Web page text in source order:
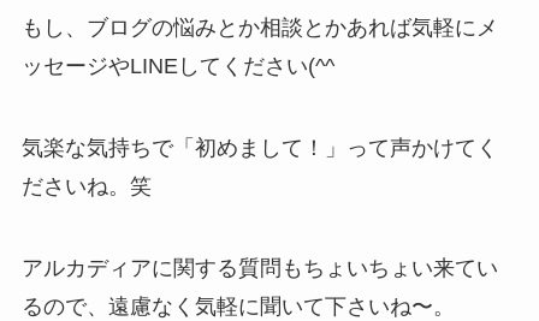
もし、ブログの悩みとか相談とかあれば気軽にメ
ッセージやLINEしてください(^^
気楽な気持ちで「初めまして！」って声かけてく
ださいね。笑
アルカディアに関する質問もちょいちょい来てい
るので、遠慮なく気軽に聞いて下さいね〜。